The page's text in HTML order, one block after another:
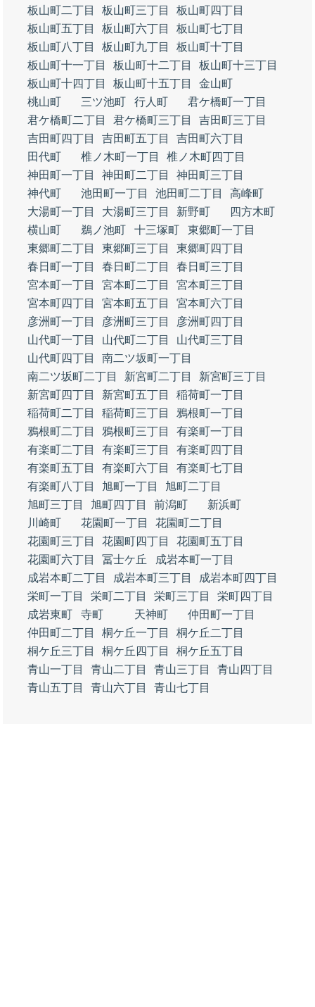
板山町二丁目
板山町三丁目
板山町四丁目
板山町五丁目
板山町六丁目
板山町七丁目
板山町八丁目
板山町九丁目
板山町十丁目
板山町十一丁目
板山町十二丁目
板山町十三丁目
板山町十四丁目
板山町十五丁目
金山町
桃山町
三ツ池町 行人町
君ケ橋町一丁目
君ケ橋町二丁目
君ケ橋町三丁目
吉田町三丁目
吉田町四丁目
吉田町五丁目
吉田町六丁目
田代町
椎ノ木町一丁目
椎ノ木町四丁目
神田町一丁目
神田町二丁目
神田町三丁目
神代町
池田町一丁目 池田町二丁目
高峰町
大湯町一丁目
大湯町三丁目 新野町
四方木町
横山町
鵜ノ池町 十三塚町
東郷町一丁目
東郷町二丁目
東郷町三丁目
東郷町四丁目
春日町一丁目
春日町二丁目
春日町三丁目
宮本町一丁目
宮本町二丁目
宮本町三丁目
宮本町四丁目
宮本町五丁目
宮本町六丁目
彦洲町一丁目
彦洲町三丁目
彦洲町四丁目
山代町一丁目
山代町二丁目
山代町三丁目
山代町四丁目
南二ツ坂町一丁目
南二ツ坂町二丁目
新宮町二丁目
新宮町三丁目
新宮町四丁目
新宮町五丁目
稲荷町一丁目
稲荷町二丁目
稲荷町三丁目
鴉根町一丁目
鴉根町二丁目
鴉根町三丁目
有楽町一丁目
有楽町二丁目
有楽町三丁目
有楽町四丁目
有楽町五丁目
有楽町六丁目
有楽町七丁目
有楽町八丁目
旭町一丁目
旭町二丁目
旭町三丁目
旭町四丁目 前潟町
新浜町
川崎町
花園町一丁目
花園町二丁目
花園町三丁目
花園町四丁目
花園町五丁目
花園町六丁目
冨士ケ丘
成岩本町一丁目
成岩本町二丁目
成岩本町三丁目
成岩本町四丁目
栄町一丁目
栄町二丁目 栄町三丁目
栄町四丁目
成岩東町
寺町 天神町
仲田町一丁目
仲田町二丁目
桐ケ丘一丁目
桐ケ丘二丁目
桐ケ丘三丁目
桐ケ丘四丁目
桐ケ丘五丁目
青山一丁目
青山二丁目 青山三丁目
青山四丁目
青山五丁目
青山六丁目 青山七丁目